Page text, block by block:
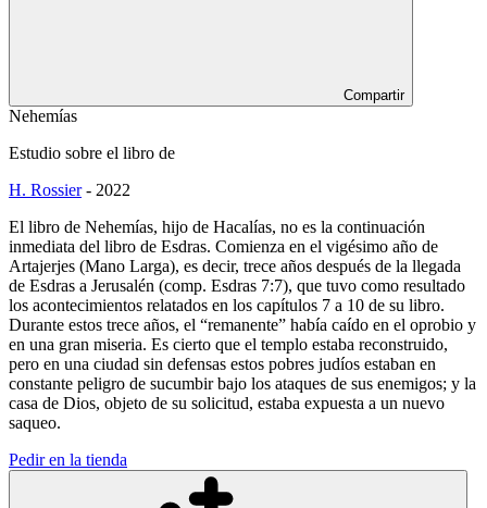
Compartir
Nehemías
Estudio sobre el libro de
H. Rossier- 2022
El libro de Nehemías, hijo de Hacalías, no es la continuación
inmediata del libro de Esdras. Comienza en el vigésimo año de
Artajerjes (Mano Larga), es decir, trece años después de la llegada
de Esdras a Jerusalén (comp. Esdras 7:7), que tuvo como resultado
los acontecimientos relatados en los capítulos 7 a 10 de su libro.
Durante estos trece años, el “remanente” había caído en el oprobio y
en una gran miseria. Es cierto que el templo estaba reconstruido,
pero en una ciudad sin defensas estos pobres judíos estaban en
constante peligro de sucumbir bajo los ataques de sus enemigos; y la
casa de Dios, objeto de su solicitud, estaba expuesta a un nuevo
saqueo.
Pedir en la tienda